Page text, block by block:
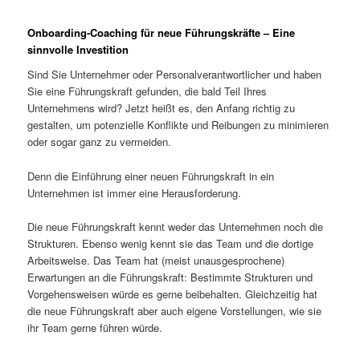
Onboarding-Coaching für neue Führungskräfte – Eine
sinnvolle Investition
Sind Sie Unternehmer oder Personalverantwortlicher und haben
Sie eine Führungskraft gefunden, die bald Teil Ihres
Unternehmens wird? Jetzt heißt es, den Anfang richtig zu
gestalten, um potenzielle Konflikte und Reibungen zu minimieren
oder sogar ganz zu vermeiden.
Denn die Einführung einer neuen Führungskraft in ein
Unternehmen ist immer eine Herausforderung.
Die neue Führungskraft kennt weder das Unternehmen noch die
Strukturen. Ebenso wenig kennt sie das Team und die dortige
Arbeitsweise. Das Team hat (meist unausgesprochene)
Erwartungen an die Führungskraft: Bestimmte Strukturen und
Vorgehensweisen würde es gerne beibehalten. Gleichzeitig hat
die neue Führungskraft aber auch eigene Vorstellungen, wie sie
ihr Team gerne führen würde.